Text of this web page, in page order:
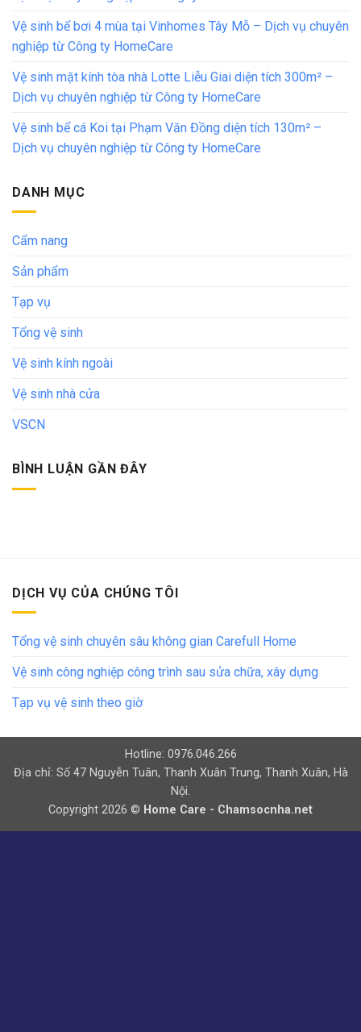
Vệ sinh bể bơi 4 mùa tại Vinhomes Tây Mỗ – Dịch vụ chuyên
nghiệp từ Công ty HomeCare
Vệ sinh mặt kính tòa nhà Lotte Liễu Giai diện tích 300m² –
Dịch vụ chuyên nghiệp từ Công ty HomeCare
Vệ sinh bể cá Koi tại Phạm Văn Đồng diện tích 130m² –
Dịch vụ chuyên nghiệp từ Công ty HomeCare
DANH MỤC
Cẩm nang
Sản phẩm
Tạp vụ
Tổng vệ sinh
Vệ sinh kính ngoài
Vệ sinh nhà cửa
VSCN
BÌNH LUẬN GẦN ĐÂY
DỊCH VỤ CỦA CHÚNG TÔI
Tổng vệ sinh chuyên sâu không gian Carefull Home
Vệ sinh công nghiệp công trình sau sửa chữa, xây dựng
Tạp vụ vệ sinh theo giờ
Hotline: 0976.046.266
Địa chỉ: Số 47 Nguyễn Tuân, Thanh Xuân Trung, Thanh Xuân, Hà
Nội.
Copyright 2026 © Home Care - Chamsocnha.net